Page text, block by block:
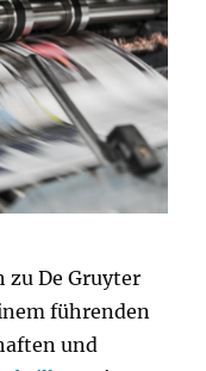
zu De Gruyter
führenden
und